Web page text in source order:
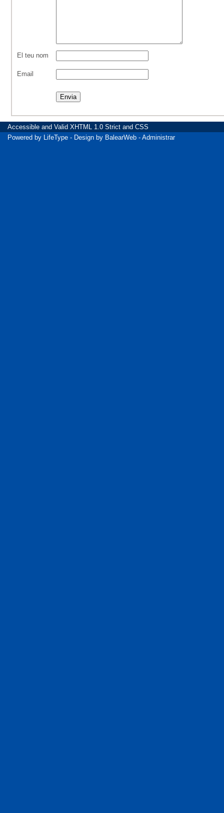
El teu nom
Email
Accessible and Valid XHTML 1.0 Strict and CSS
Powered by LifeType - Design by BalearWeb - Administrar